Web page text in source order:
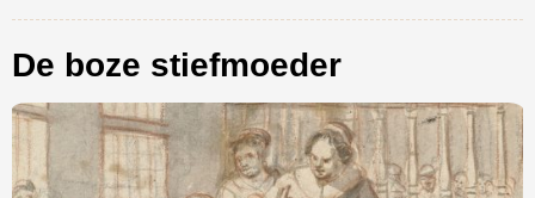
De boze stiefmoeder